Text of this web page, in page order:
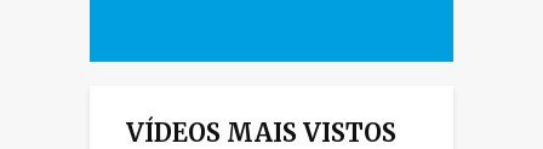
VÍDEOS MAIS VISTOS